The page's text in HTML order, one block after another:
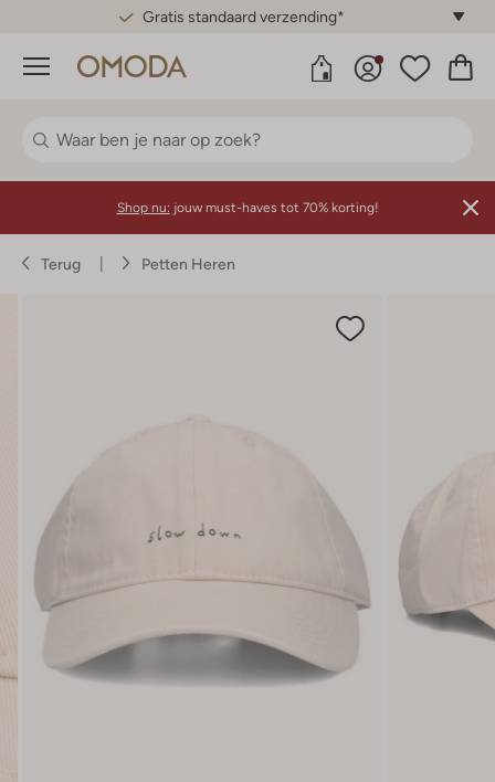
Gratis standaard verzending*
Menu
Shop nu: jouw must-haves tot 70% korting!
Terug Petten Heren